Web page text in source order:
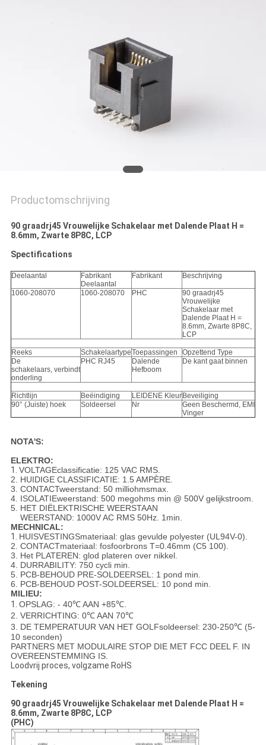
Productomschrijving
90 graadrj45 Vrouwelijke Schakelaar met Dalende Plaat H =
8.6mm, Zwarte 8P8C, LCP
Spectifications
Deelaantal
Fabrikant
Deelaantal
Fabrikant Beschrijving
1060-208070 1060-208070 PHC
90 graadrj45
Vrouwelijke
Schakelaar met
Dalende Plaat H =
8.6mm, Zwarte 8P8C,
LCP
Reeks SchakelaartypeToepassingen
Opzettend Type
De
schakelaars, verbindt
onderling
PHC RJ45
Dalende
Hefboom
De kant gaat binnen
Richtlijn Beëindiging LEIDENE Kleur Beveiliging
90° (Juiste) hoek
Soldeersel Nr
Geen Beschermd, EMI
Vinger
NOTA'S:
ELEKTRO:
1. VOLTAGEclassificatie: 125 VAC RMS.
2. HUIDIGE CLASSIFICATIE: 1.5 AMPÈRE.
3. CONTACTweerstand: 50 milliohmsmax.
4. ISOLATIEweerstand: 500 megohms min @ 500V gelijkstroom.
5. HET DIËLEKTRISCHE WEERSTAAN
WEERSTAND: 1000V AC RMS 50Hz. 1min.
MECHNICAL:
1. HUISVESTINGSmateriaal: glas gevulde polyester (UL94V-0).
2. CONTACTmateriaal: fosfoorbrons T=0.46mm (C5 100).
3. Het PLATEREN: glod plateren over nikkel.
4. DURRABILITY: 750 cycli min.
5. PCB-BEHOUD PRE-SOLDEERSEL: 1 pond min.
6. PCB-BEHOUD POST-SOLDEERSEL: 10 pond min.
MILIEU:
1. OPSLAG: - 40℃ AAN +85℃.
2. VERRICHTING: 0℃ AAN 70℃
3. DE TEMPERATUUR VAN HET GOLFsoldeersel: 230-250℃ (5-
10 seconden)
PARTNERS MET MODULAIRE STOP DIE MET FCC DEEL F. IN
OVEREENSTEMMING IS.
Loodvrij proces, volgzame RoHS
Tekening
90 graadrj45 Vrouwelijke Schakelaar met Dalende Plaat H =
8.6mm, Zwarte 8P8C, LCP
(PHC)